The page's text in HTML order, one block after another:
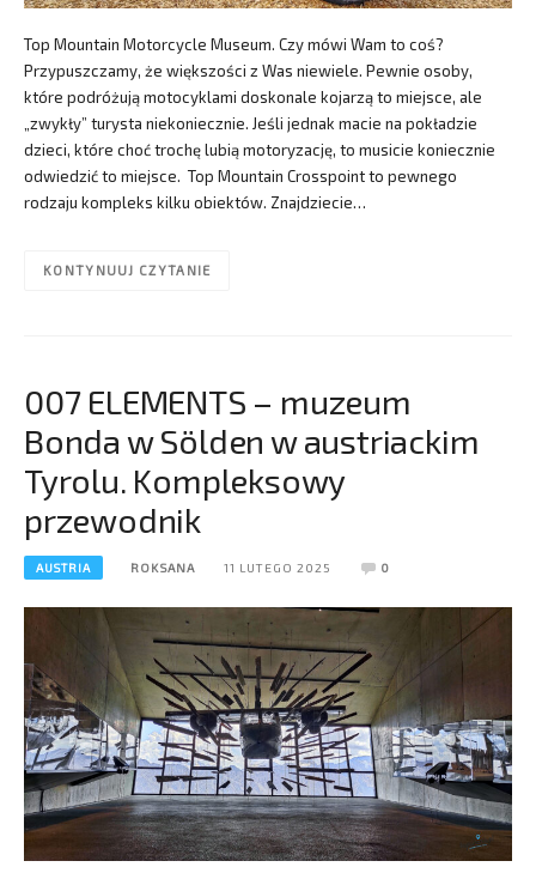
Top Mountain Motorcycle Museum. Czy mówi Wam to coś?
Przypuszczamy, że większości z Was niewiele. Pewnie osoby,
które podróżują motocyklami doskonale kojarzą to miejsce, ale
„zwykły” turysta niekoniecznie. Jeśli jednak macie na pokładzie
dzieci, które choć trochę lubią motoryzację, to musicie koniecznie
odwiedzić to miejsce. Top Mountain Crosspoint to pewnego
rodzaju kompleks kilku obiektów. Znajdziecie…
KONTYNUUJ CZYTANIE
007 ELEMENTS – muzeum
Bonda w Sölden w austriackim
Tyrolu. Kompleksowy
przewodnik
AUSTRIA ROKSANA 11 LUTEGO 2025 0